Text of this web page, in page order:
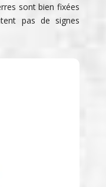
sont bien fixées
pas de signes